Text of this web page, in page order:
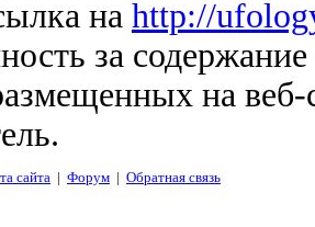
на http://
за
на
сайта | Форум | Обратная связь